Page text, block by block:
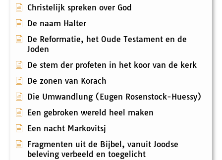
Christelijk spreken over God
De naam Halter
De Reformatie, het Oude Testament en de
Joden
De stem der profeten in het koor van de kerk
De zonen van Korach
Die Umwandlung (Eugen Rosenstock-Huessy)
Een gebroken wereld heel maken
Een nacht Markovitsj
Fragmenten uit de Bijbel, vanuit Joodse
beleving verbeeld en toegelicht